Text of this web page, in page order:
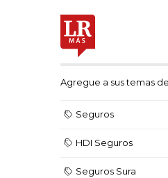
Agregue a sus temas
Seguros
HDI Seguros
Seguros Sura